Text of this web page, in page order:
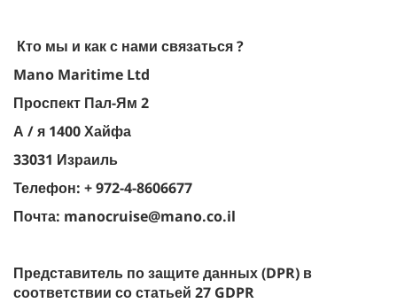
Кто мы и как с нами связаться ?
Mano Maritime Ltd
Проспект Пал-Ям 2
А / я 1400 Хайфа
33031 Израиль
Телефон: + 972-4-8606677
Почта: manocruise@mano.co.il
Представитель по защите данных (DPR) в
соответствии со статьей 27 GDPR